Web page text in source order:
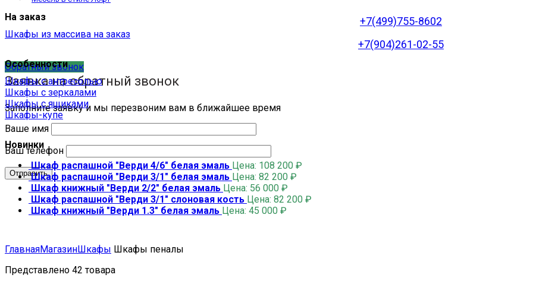
+7(499)755-8602
+7(904)261-02-55
Обратный звонок
Заявка на обратный звонок
Заполните заявку и мы перезвоним вам в ближайшее время
Ваше имя
Ваш телефон
На заказ
Шкафы из массива на заказ
Особенности
Шкафы с антресолью
Шкафы с зеркалами
Шкафы с ящиками
Шкафы-купе
Новинки
Шкаф распашной "Верди 4/6" белая эмаль Цена: 108 200 ₽
Шкаф распашной "Верди 3/1" белая эмаль Цена: 82 200 ₽
Шкаф книжный "Верди 2/2" белая эмаль Цена: 56 000 ₽
Шкаф распашной "Верди 3/1" слоновая кость Цена: 82 200 ₽
Шкаф книжный "Верди 1.3" белая эмаль Цена: 45 000 ₽
ГлавнаяМагазинШкафы Шкафы пеналы
Представлено 42 товара